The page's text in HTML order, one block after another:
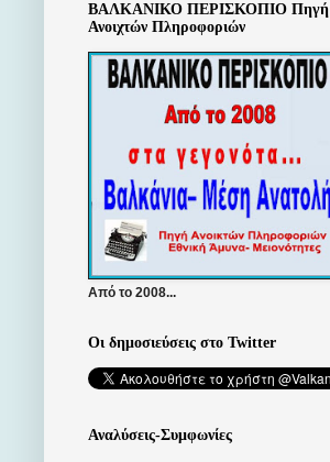
ΒΑΛΚΑΝΙΚΟ ΠΕΡΙΣΚΟΠΙΟ Πηγή
Ανοιχτών Πληροφοριών
Από το 2008...
Οι δημοσιεύσεις στο Twitter
Αναλύσεις-Συμφωνίες